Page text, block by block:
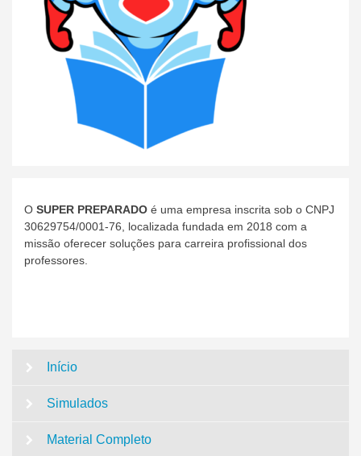
O SUPER PREPARADO é uma empresa inscrita sob o CNPJ
30629754/0001-76, localizada fundada em 2018 com a
missão oferecer soluções para carreira profissional dos
professores.
Início
Simulados
Material Completo